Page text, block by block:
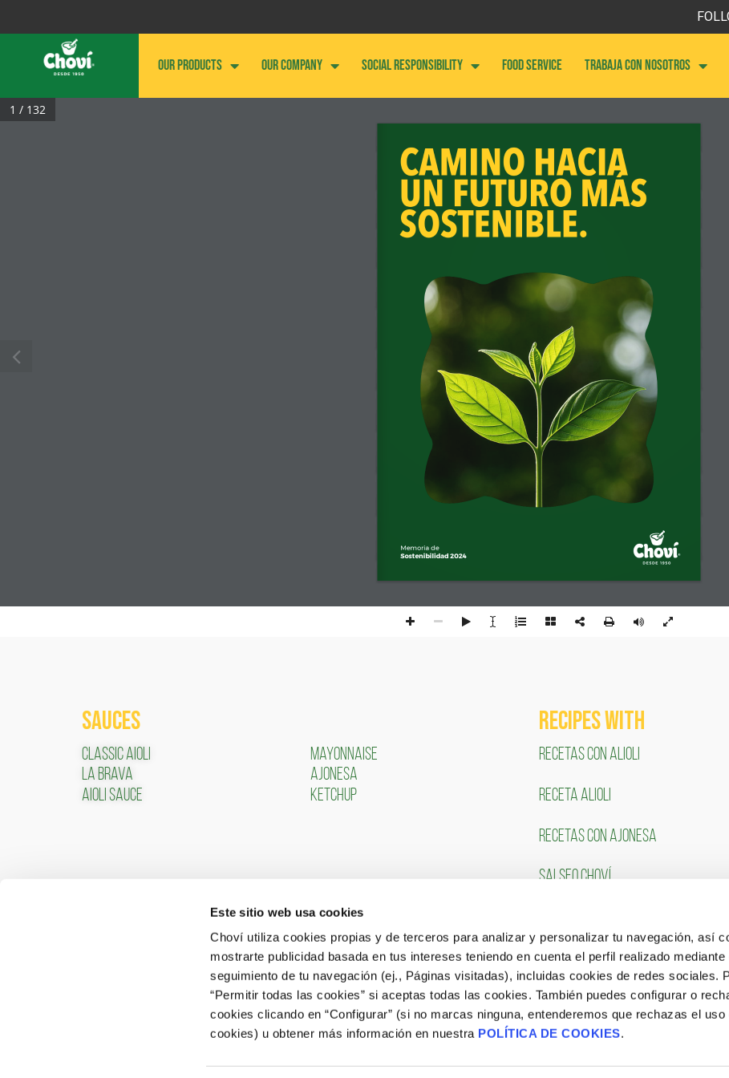
Este sitio web usa cookies
Choví utiliza cookies propias y de terceros para analizar y personalizar tu navegación, así
mostrarte publicidad basada en tus intereses teniendo en cuenta el perfil realizado mediante
seguimiento de tu navegación (ej., Páginas visitadas), incluidas cookies de redes sociales.
“Permitir todas las cookies” si aceptas todas las cookies. También puedes configurar o
cookies clicando en “Configurar” (si no marcas ninguna, entenderemos que rechazas el uso
cookies) u obtener más información en nuestra POLÍTICA DE COOKIES.
OUR PRODUCTS OUR COMPANY SOCIAL RESPONSIBILITY FOOD SERVICE Trabaja con nosotros
CAMINO HACIAUN
Memoria de
Sostenibilidad 2024
1 / 132
SAUCES
Classic Aioli
LA BRAVA
Aioli Sauce
Mayonnaise
AJONESA
KETCHUP
RECIPES WITH
RECETAS CON ALIOLI
RECETA ALIOLI
RECETAS CON AJONESA
SALSEO CHOVÍ
CONSUMER ATTENTION: 902 566 522
CLIENTS AREA
ACCESS
Work with us
Portal de Empleo
CONSULTA NUESTRAS OFERTAS